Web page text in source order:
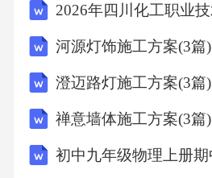
河源灯饰施工方案(3篇)
澄迈路灯施工方案(3篇)
禅意墙体施工方案(3篇)